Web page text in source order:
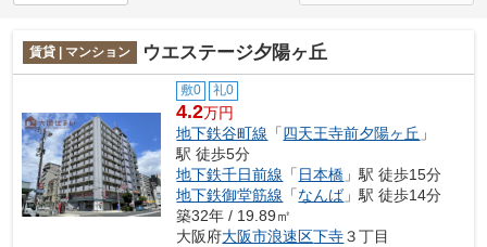
賃貸 | マンション ウエステージ夕陽ヶ丘
敷0 礼0
4.2万円
地下鉄谷町線 「四天王寺前夕陽ヶ丘 」
駅 徒歩5分
地下鉄千日前線 「 日本橋 」駅 徒歩15分
地下鉄御堂筋線 「なんば」駅 徒歩14分
築32年 / 19.89㎡
大阪府大阪市浪速区下寺３丁目